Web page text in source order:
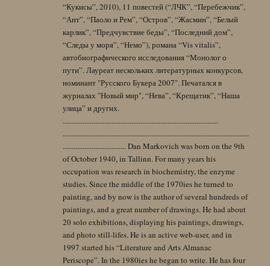
“Кукисы”, 2010), 11 повестей (“ЛЧК”, “Перебежчик”,
“Ант”, “Паоло и Рем”, “Остров”, “Жасмин”, “Белый
карлик”, “Предчувствие беды”, “Последний дом”,
“Следы у моря”, “Немо”), романа “Vis vitalis”,
автобиографического исследования “Монолог о
пути”. Лауреат нескольких литературных конкурсов,
номинант "Русского Букера 2007". Печатался в
журналах "Новый мир", “Нева”, “Крещатик”, “Наша
улица” и других.
......................................................................................
.......................................................................................................
................................... Dan Markovich was born on the 9th
of October 1940, in Tallinn. For many years his
occupation was research in biochemistry, the enzyme
studies. Since the middle of the 1970ies he turned to
painting, and by now is the author of several hundreds of
paintings, and a great number of drawings. He had about
20 solo exhibitions, displaying his paintings, drawings,
and photo still-lifes. He is an active web-user, and in
1997 started his “Literature and Arts Almanac
Periscope”. In the 1980ies he began to write. He has four